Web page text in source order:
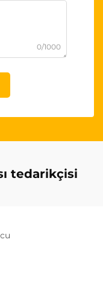
0/1000
tedarikçisi